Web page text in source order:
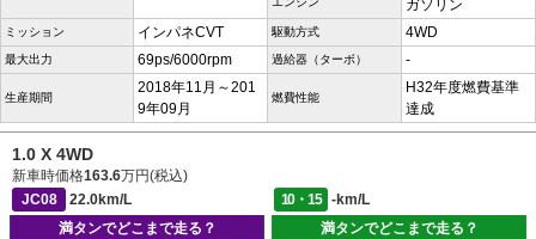
ガソリン
ミッション インパネCVT 駆動方式 4WD
最大出力 69ps/6000rpm 過給器（ターボ） -
生産期間
2018年11月～201
9年09月
燃費性能
H32年度燃費基準
達成
1.0 X 4WD
新車時価格163.6万円(税込)
JC08
22.0km/L 10・15
-km/L
満タンでどこまで走る？
満タンでどこまで走る？